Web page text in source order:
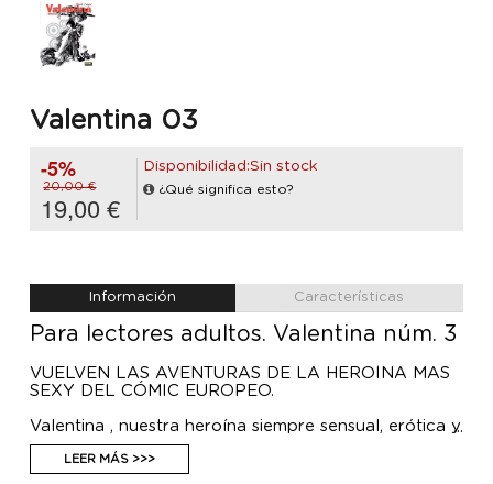
Valentina 03
-5%
20,00 €
19,00 €
Disponibilidad:Sin stock
¿Qué significa esto?
Información Características
Para lectores adultos. Valentina núm. 3
VUELVEN LAS AVENTURAS DE LA HEROÍNA MÁS
SEXY DEL CÓMIC EUROPEO.
Valentina , nuestra heroína siempre sensual, erótica y
soñadora, nos muestra en esta ocasión su faceta
más aventurera. De la mano de Philip Rembrandt,
también conocido como Neutrón , se adentrará en
LEER MÁS >>>